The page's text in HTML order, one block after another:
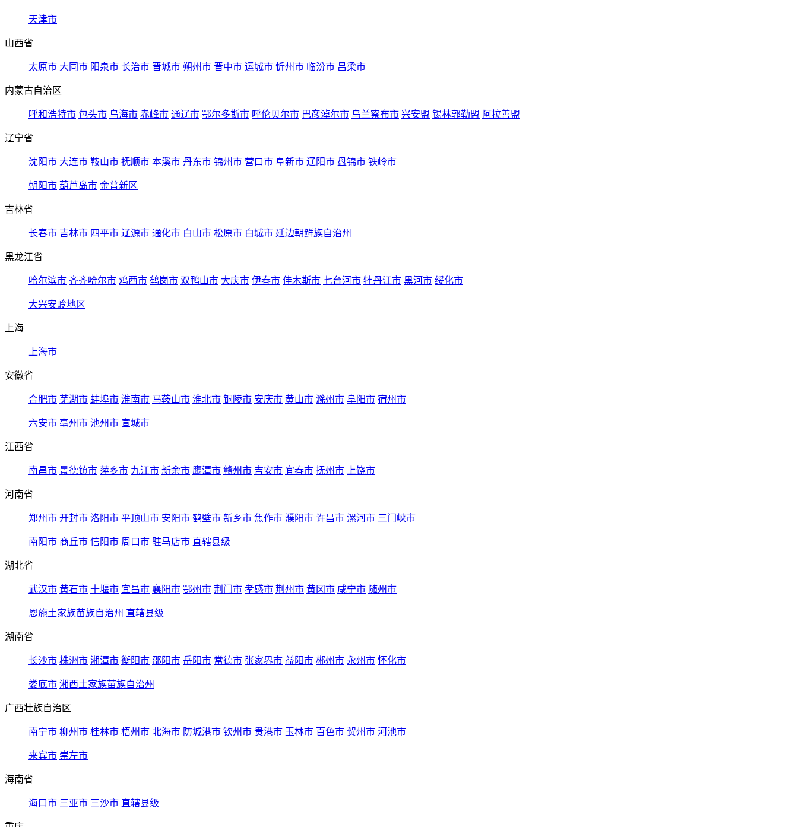
天津市
山西省
太原市 大同市 阳泉市 长治市 晋城市 朔州市 晋中市 运城市 忻州市 临汾市 吕梁市
内蒙古自治区
呼和浩特市 包头市 乌海市 赤峰市 通辽市 鄂尔多斯市 呼伦贝尔市 巴彦淖尔市 乌兰察布市 兴安盟 锡林郭勒盟 阿拉善盟
辽宁省
沈阳市 大连市 鞍山市 抚顺市 本溪市 丹东市 锦州市 营口市 阜新市 辽阳市 盘锦市 铁岭市
朝阳市 葫芦岛市 金普新区
吉林省
长春市 吉林市 四平市 辽源市 通化市 白山市 松原市 白城市 延边朝鲜族自治州
黑龙江省
哈尔滨市 齐齐哈尔市 鸡西市 鹤岗市 双鸭山市 大庆市 伊春市 佳木斯市 七台河市 牡丹江市 黑河市 绥化市
大兴安岭地区
上海
上海市
安徽省
合肥市 芜湖市 蚌埠市 淮南市 马鞍山市 淮北市 铜陵市 安庆市 黄山市 滁州市 阜阳市 宿州市
六安市 亳州市 池州市 宣城市
江西省
南昌市 景德镇市 萍乡市 九江市 新余市 鹰潭市 赣州市 吉安市 宜春市 抚州市 上饶市
河南省
郑州市 开封市 洛阳市 平顶山市 安阳市 鹤壁市 新乡市 焦作市 濮阳市 许昌市 漯河市 三门峡市
南阳市 商丘市 信阳市 周口市 驻马店市 直辖县级
湖北省
武汉市 黄石市 十堰市 宜昌市 襄阳市 鄂州市 荆门市 孝感市 荆州市 黄冈市 咸宁市 随州市
恩施土家族苗族自治州 直辖县级
湖南省
长沙市 株洲市 湘潭市 衡阳市 邵阳市 岳阳市 常德市 张家界市 益阳市 郴州市 永州市 怀化市
娄底市 湘西土家族苗族自治州
广西壮族自治区
南宁市 柳州市 桂林市 梧州市 北海市 防城港市 钦州市 贵港市 玉林市 百色市 贺州市 河池市
来宾市 崇左市
海南省
海口市 三亚市 三沙市 直辖县级